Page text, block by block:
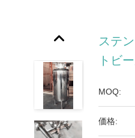
ステ
トビ
MOQ:
価格: